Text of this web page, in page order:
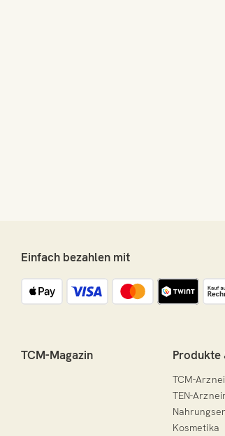
Einfach bezahlen mit
TCM-Magazin Produkte
TCM-
TEN-
Kosmetika